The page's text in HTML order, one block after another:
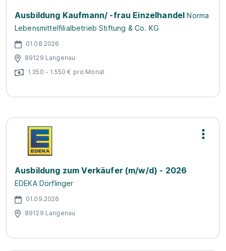
Ausbildung Kaufmann/ -frau Einzelhandel Norma
Lebensmittelfilialbetrieb Stiftung & Co. KG
01.08.2026
89129 Langenau
1.350 - 1.550 € pro Monat
Ausbildung zum Verkäufer (m/w/d) - 2026
EDEKA Dörflinger
01.09.2026
89129 Langenau